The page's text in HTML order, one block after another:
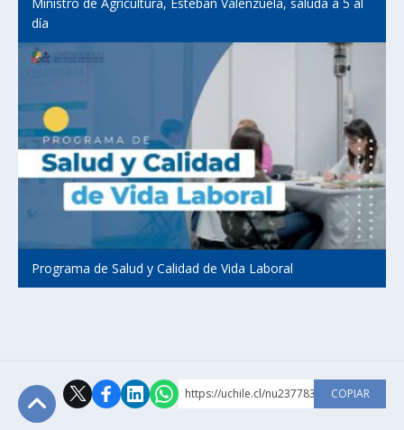
día
Programa de Salud y Calidad de Vida Laboral
https://uchile.cl/nu237783 COPIAR